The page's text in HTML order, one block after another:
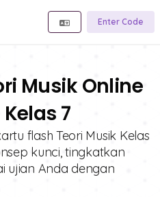
Enter Code
Musik Online
7
flash Teori Musik Kelas
kunci, tingkatkan
ujian Anda dengan